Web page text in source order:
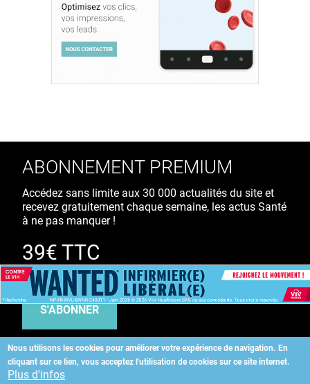
Nous utilisons les cookies pour améliorer votre expérience de navigation. En
cliquant sur ce lien, vous acceptez l'utilisation de cookies sur ce site internet.
Plus d'infos
ABONNEMENT PREMIUM
Accédez sans limite aux 30 000 actualités du site et
recevez gratuitement chaque semaine, les actus Santé
à ne pas manquer !
39€ TTC
/ an
S'ABONNER
Copyright©2026 ALLIEDHEALTH